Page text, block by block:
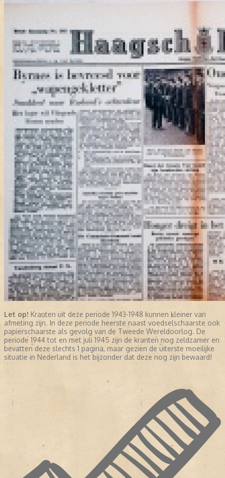
Let op! Kranten uit deze periode 1943-1948 kunnen kleiner van
afmeting zijn. In deze periode heerste naast voedselschaarste ook
papierschaarste als gevolg van de Tweede Wereldoorlog. De
periode 1944 tot en met juli 1945 zijn de kranten nog zeldzamer en
bevatten deze slechts 1 pagina, maar gezien de uiterste moeilijke
situatie in Nederland is het bijzonder dat deze nog zijn bewaard!